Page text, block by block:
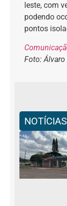
leste, com
podendo
pontos
Foto: Álvaro